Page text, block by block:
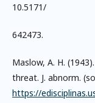
10.5171/
642473.
Maslow, A. H.
threat. J. abnorm.
https://